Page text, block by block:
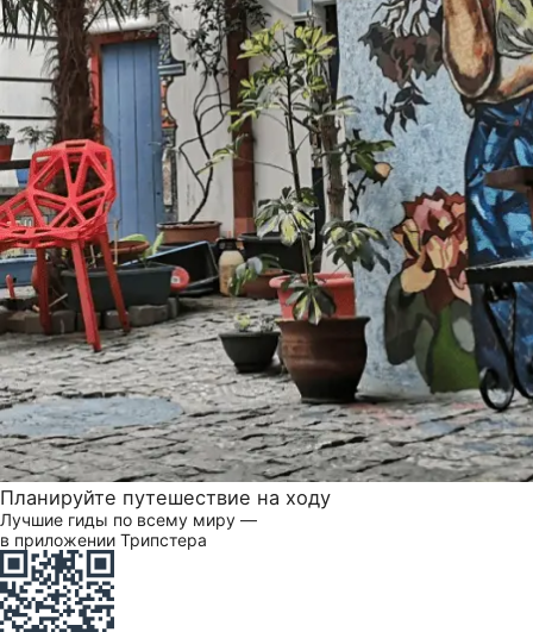
Планируйте путешествие на ходу
Лучшие гиды по всему миру —
в приложении Трипстера